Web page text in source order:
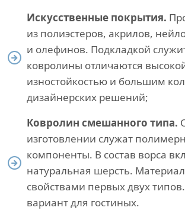
Искусственные покрытия.
из полиэстеров, акрилов,
и олефинов. Подкладкой
ковролины отличаются
изностойкостью и большим
дизайнерских решений;
Ковролин смешанного типа.
изготовлении служат
компоненты. В состав ворса
натуральная шерсть.
свойствами первых двух
вариант для гостиных.